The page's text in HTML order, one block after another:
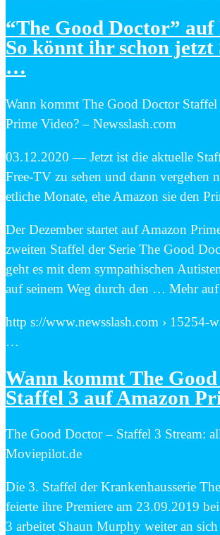
“The Good Doctor”
So könnt ihr schon jetzt
…
Wann kommt The Good Doctor
Prime Video? – Newsslash.com
03.12.2020 — Jetzt ist die aktuelle
Free-TV zu sehen und dann vergehen
etliche Monate, ehe Amazon sie den
Der Dezember startet auf Amazon
zweiten Staffel der Serie The Good
geht es mit dem sympathischen
auf seinem Weg durch den … Mehr
http s://www.newsslash.com › 15254-
…
Wann kommt The
Staffel 3 auf Amazon
The Good Doctor – Staffel 3 Stream:
Moviepilot.de
Die 3. Staffel der Krankenhausserie
feierte ihre Premiere am 23.09.2019
3 arbeitet Shaun Murphy weiter an